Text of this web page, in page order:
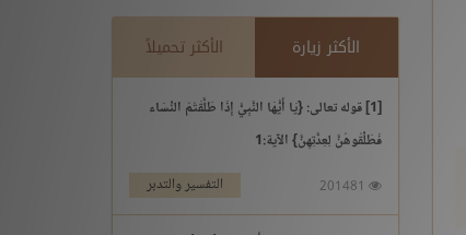
الأكثر زيارة الأكثر تحميلاً
[1] قوله تعالى: {يَا أَيُّهَا النَّبِيُّ إِذَا طَلَّقْتُمُ النِّسَاء
فَطَلِّقُوهُنَّ لِعِدَّتِهِنَّ} الآية:1
التفسير والتدبر